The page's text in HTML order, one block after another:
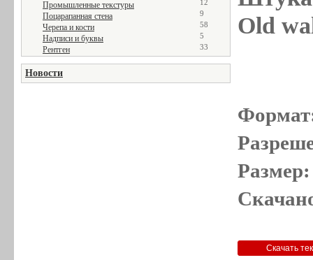
Промышленные текстуры 12
Поцарапанная стена 9
Черепа и кости 58
Надписи и буквы 5
Рентген 33
Новости
Old